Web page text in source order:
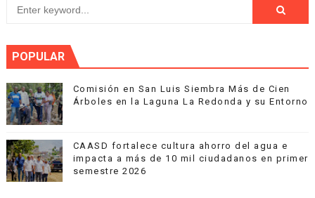
POPULAR
Comisión en San Luis Siembra Más de Cien
Árboles en la Laguna La Redonda y su Entorno
CAASD fortalece cultura ahorro del agua e
impacta a más de 10 mil ciudadanos en primer
semestre 2026